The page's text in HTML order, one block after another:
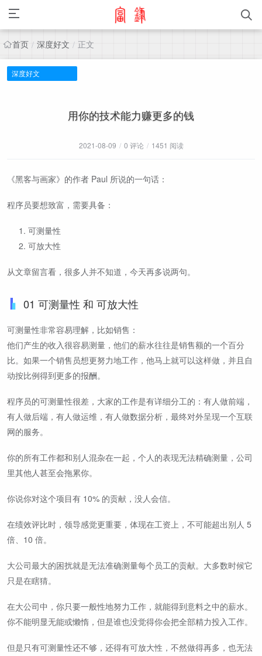
首页 / 深度好文 / 正文
深度好文
用你的技术能力赚更多的钱
2021-08-09 / 0 评论 / 1451 阅读
《黑客与画家》的作者 Paul 所说的一句话：
程序员要想致富，需要具备：
可测量性
可放大性
从文章留言看，很多人并不知道，今天再多说两句。
01 可测量性 和 可放大性
可测量性非常容易理解，比如销售：
他们产生的收入很容易测量，他们的薪水往往是销售额的一个百分
比。如果一个销售员想更努力地工作，他马上就可以这样做，并且自
动按比例得到更多的报酬。
程序员的可测量性很差，大家的工作是有详细分工的：有人做前端，
有人做后端，有人做运维，有人做数据分析，最终对外呈现一个互联
网的服务。
你的所有工作都和别人混杂在一起，个人的表现无法精确测量，公司
里其他人甚至会拖累你。
你说你对这个项目有 10% 的贡献，没人会信。
在绩效评比时，领导感觉更重要，体现在工资上，不可能超出别人 5
倍、10 倍。
大公司最大的困扰就是无法准确测量每个员工的贡献。大多数时候它
只是在瞎猜。
在大公司中，你只要一般性地努力工作，就能得到意料之中的薪水。
你不能明显无能或懒惰，但是谁也没觉得你会把全部精力投入工作。
但是只有可测量性还不够，还得有可放大性，不然做得再多，也无法